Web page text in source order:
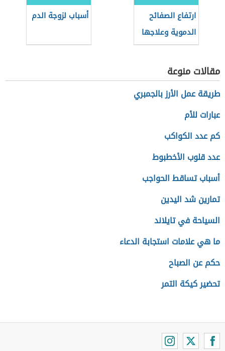
ارتفاع الصفائح
الدموية وعلاجها
أسباب لزوجة الدم
مقالات منوعة
طريقة عمل الأرز بالجمبري
عبارات للأم
كم عدد الكواكب
عدد قلوب الأخطبوط
أسباب تساقط الحواجب
تمارين شد اليدين
السياحة في تايلاند
ما هي علامات استجابة الدعاء
حكم عن الصباح
تحضير كيكة التمر